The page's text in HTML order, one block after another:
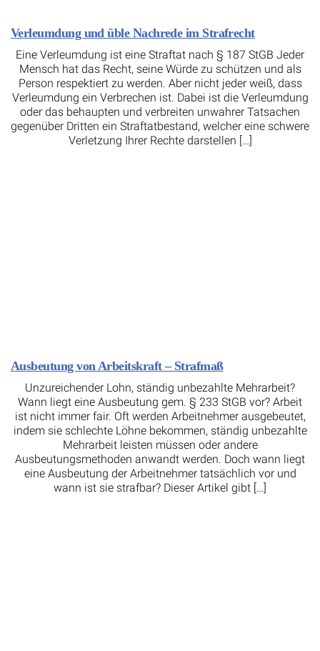
Verleumdung und üble Nachrede im Strafrecht
Eine Verleumdung ist eine Straftat nach § 187 StGB Jeder
Mensch hat das Recht, seine Würde zu schützen und als
Person respektiert zu werden. Aber nicht jeder weiß, dass
Verleumdung ein Verbrechen ist. Dabei ist die Verleumdung
oder das behaupten und verbreiten unwahrer Tatsachen
gegenüber Dritten ein Straftatbestand, welcher eine schwere
Verletzung Ihrer Rechte darstellen […]
Ausbeutung von Arbeitskraft – Strafmaß
Unzureichender Lohn, ständig unbezahlte Mehrarbeit?
Wann liegt eine Ausbeutung gem. § 233 StGB vor? Arbeit
ist nicht immer fair. Oft werden Arbeitnehmer ausgebeutet,
indem sie schlechte Löhne bekommen, ständig unbezahlte
Mehrarbeit leisten müssen oder andere
Ausbeutungsmethoden anwandt werden. Doch wann liegt
eine Ausbeutung der Arbeitnehmer tatsächlich vor und
wann ist sie strafbar? Dieser Artikel gibt […]